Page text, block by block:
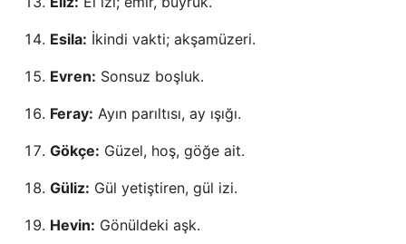
Esila: İkindi vakti; akşamüzeri.
Evren: Sonsuz boşluk.
Feray: Ayın parıltısı, ay ışığı.
Gökçe: Güzel, hoş, göğe ait.
Güliz: Gül yetiştiren, gül izi.
Hevin: Gönüldeki aşk.